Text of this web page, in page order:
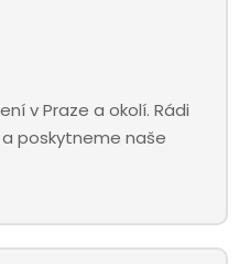
v Praze a okolí. Rádi
poskytneme naše